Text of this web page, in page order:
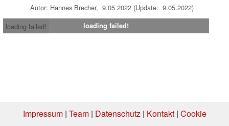
Autor: Hannes Brecher, 9.05.2022 (Update: 9.05.2022)
loading failed!
loading failed!
Impressum| Team| Datenschutz| Kontakt| Cookie